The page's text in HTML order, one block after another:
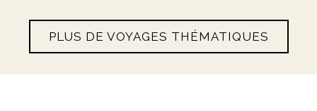
PLUS DE VOYAGES THÉMATIQUES